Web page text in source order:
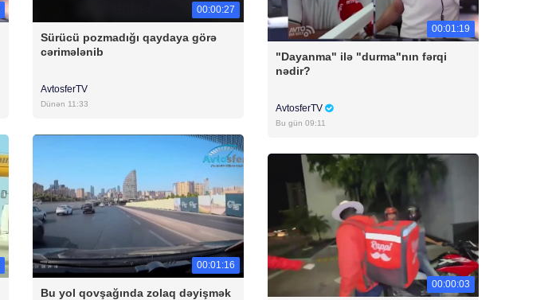
00:00:27
Sürücü pozmadığı qaydaya görə
cərimələnib
AvtosferTV
Dünən 11:33
00:01:16
Bu yol qovşağında zolaq dəyişmək
00:01:19
"Dayanma" ilə "durma"nın fərqi
nədir?
AvtosferTV
Bu gün 09:11
00:00:03